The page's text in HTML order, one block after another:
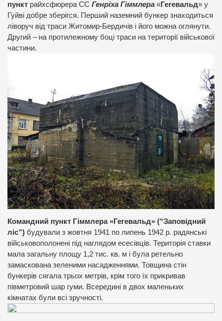
пункт райхсфюрера СС Генріха Гіммлера «Гегевальд» у
Гуйві добре зберігся. Перший наземний бункер знаходиться
ліворуч від траси Житомир-Бердичів і його можна оглянути.
Другий – на протилежному боці траси на території військової
частини.
Командний пункт Гіммлера «Гегевальд» (“Заповідний
ліс”) будували з жовтня 1941 по липень 1942 р. радянські
військовополонені під наглядом есесівців. Територія ставки
мала загальну площу 1,2 тис. кв. м і була ретельно
замаскована зеленими насадженнями. Товщина стін
бункерів сягала трьох метрів, крім того їх прикривав
півметровий шар гуми. Всередині в двох маленьких
кімнатах були всі зручності.